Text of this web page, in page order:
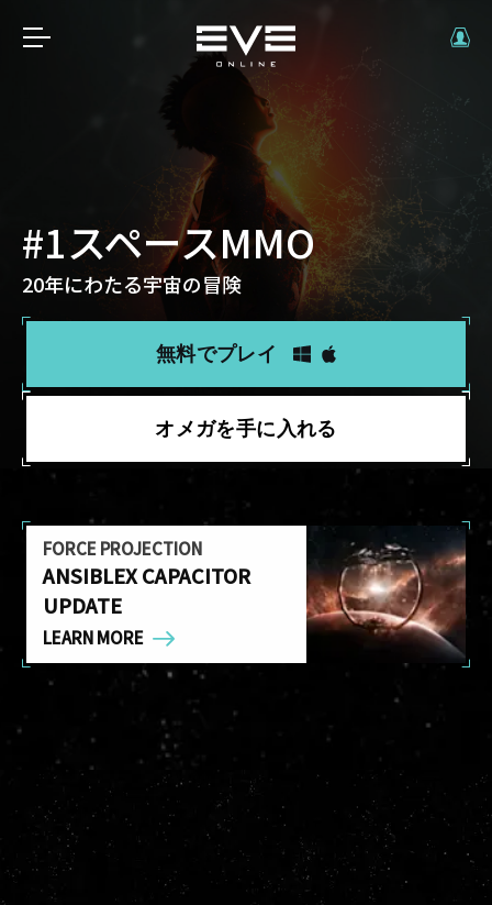
#1スペースMMO
20年にわたる宇宙の冒険
無料でプレイ
オメガを手に入れる
FORCE PROJECTION
ANSIBLEX CAPACITOR
UPDATE
LEARN MORE